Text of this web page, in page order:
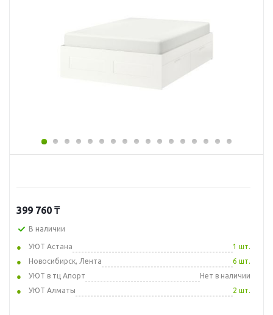
399 760 ₸
В наличии
УЮТ Астана
1 шт.
Новосибирск, Лента
6 шт.
УЮТ в тц Апорт
Нет в наличии
УЮТ Алматы
2 шт.